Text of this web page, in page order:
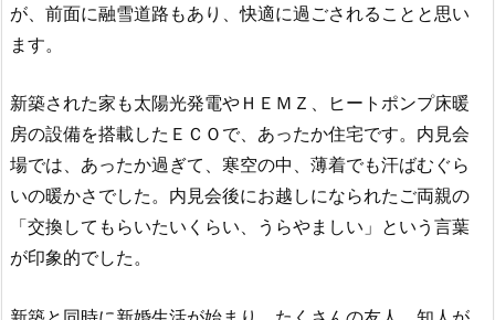
が、前面に融雪道路もあり、快適に過ごされることと思い
ます。
新築された家も太陽光発電やＨＥＭＺ、ヒートポンプ床暖
房の設備を搭載したＥＣＯで、あったか住宅です。内見会
場では、あったか過ぎて、寒空の中、薄着でも汗ばむぐら
いの暖かさでした。内見会後にお越しになられたご両親の
「交換してもらいたいくらい、うらやましい」という言葉
が印象的でした。